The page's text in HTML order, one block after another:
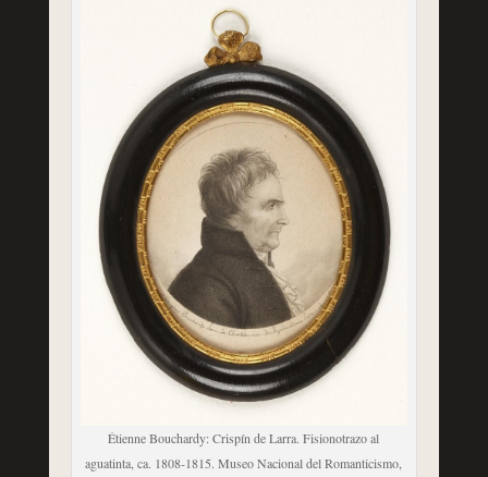
Étienne Bouchardy: Crispín de Larra. Fisionotrazo al
aguatinta, ca. 1808-1815. Museo Nacional del Romanticismo,